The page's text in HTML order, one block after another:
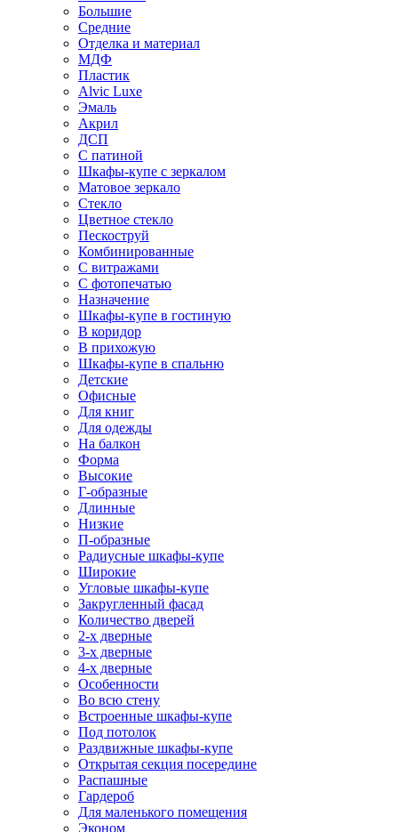
Большие
Средние
Отделка и материал
МДФ
Пластик
Alvic Luxe
Эмаль
Акрил
ДСП
С патиной
Шкафы-купе с зеркалом
Матовое зеркало
Стекло
Цветное стекло
Пескоструй
Комбинированные
С витражами
С фотопечатью
Назначение
Шкафы-купе в гостиную
В коридор
В прихожую
Шкафы-купе в спальню
Детские
Офисные
Для книг
Для одежды
На балкон
Форма
Высокие
Г-образные
Длинные
Низкие
П-образные
Радиусные шкафы-купе
Широкие
Угловые шкафы-купе
Закругленный фасад
Количество дверей
2-х дверные
3-х дверные
4-х дверные
Особенности
Во всю стену
Встроенные шкафы-купе
Под потолок
Раздвижные шкафы-купе
Открытая секция посередине
Распашные
Гардероб
Для маленького помещения
Эконом